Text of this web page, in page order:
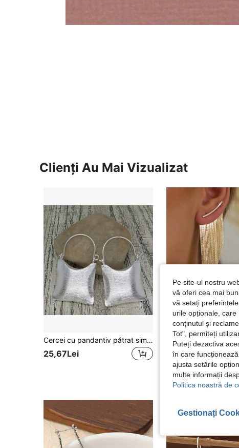
Clienți Au Mai Vizualizat
Cercei cu pandantiv pătrat simplu, stil boem, cercei din cupru lucrați manual, potriviți pentru călătorii și vacanțe, cadou ideal pentru prieteni (argint)
25,67Lei #6 Cele mai vândute
26,56Lei
Pe site-ul nostru
vă oferi cea mai
vă setați
urile opționale,
conținutul și
Tot", permiteți
Puteți dezactiva
în care
ajusta setările
multe informații
Politica noastră de
Gestionați